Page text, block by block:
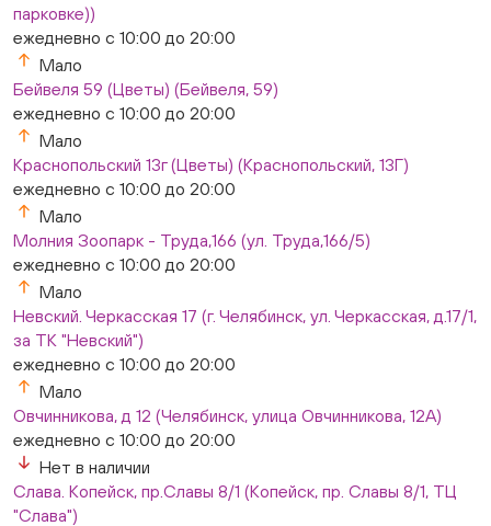
парковке))
ежедневно с 10:00 до 20:00
Мало
Бейвеля 59 (Цветы) (Бейвеля, 59)
ежедневно с 10:00 до 20:00
Мало
Краснопольский 13г (Цветы) (Краснопольский, 13Г)
ежедневно с 10:00 до 20:00
Мало
Молния Зоопарк - Труда,166 (ул. Труда,166/5)
ежедневно с 10:00 до 20:00
Мало
Невский. Черкасская 17 (г. Челябинск, ул. Черкасская, д.17/1,
за ТК "Невский")
ежедневно с 10:00 до 20:00
Мало
Овчинникова, д 12 (Челябинск, улица Овчинникова, 12А)
ежедневно с 10:00 до 20:00
Нет в наличии
Слава. Копейск, пр.Славы 8/1 (Копейск, пр. Славы 8/1, ТЦ
"Слава")